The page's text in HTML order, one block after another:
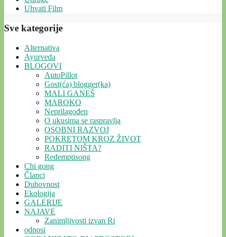
Uhvati Film
Sve kategorije
Alternativa
Ayurveda
BLOGOVI
AutoPillot
Gost(ća) blogger(ka)
MALI GANEŠ
MAROKO
Neprilagođen
O ukusima se raspravlja
OSOBNI RAZVOJ
POKRETOM KROZ ŽIVOT
RADITI NIŠTA?
Redemptisong
Chi gong
Članci
Duhovnost
Ekologija
GALERIJE
NAJAVE
Zanimljivosti izvan Ri
odnosi